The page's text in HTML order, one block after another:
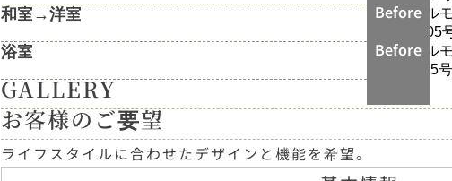
和室→洋室 Before
浴室 Before
GALLERY
お客様のご要望
ライフスタイルに合わせたデザインと機能を希望。